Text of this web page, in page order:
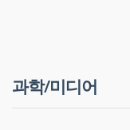
과학/미디어